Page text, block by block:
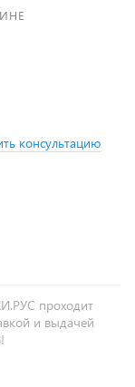
консультацию
проходит
и выдачей